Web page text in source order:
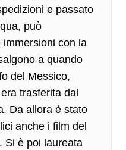
e passato
può
con la
a quando
del Messico,
trasferita dal
Da allora è stato
anche i film del
. Si è poi laureata